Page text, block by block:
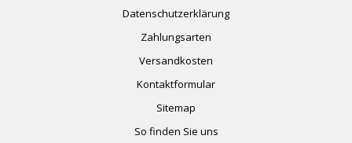
Datenschutzerklärung
Zahlungsarten
Versandkosten
Kontaktformular
Sitemap
So finden Sie uns